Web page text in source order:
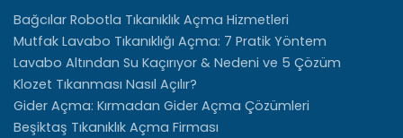
Bağcılar Robotla Tıkanıklık Açma Hizmetleri
Mutfak Lavabo Tıkanıklığı Açma: 7 Pratik Yöntem
Lavabo Altından Su Kaçırıyor & Nedeni ve 5 Çözüm
Klozet Tıkanması Nasıl Açılır?
Gider Açma: Kırmadan Gider Açma Çözümleri
Beşiktaş Tıkanıklık Açma Firması